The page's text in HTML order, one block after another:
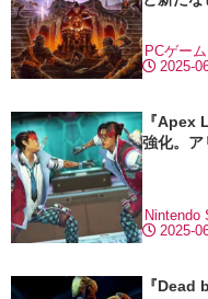
2025-
PCゲーム
『Apex
強化。
2025-
Nintendo
『